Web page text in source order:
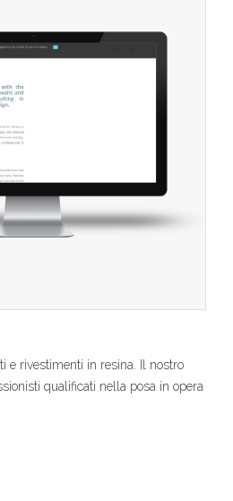
e rivestimenti in resina. Il nostro
qualificati nella posa in opera